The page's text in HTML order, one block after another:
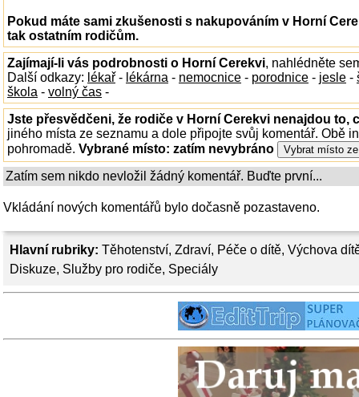
Hlavní rubriky: Těhotenství, Zdraví, Péče o dítě, Výchova
Diskuze, Služby pro rodiče, Speciály
Pokud máte sami zkušenosti s nakupováním v Horní
tak ostatním rodičům.
Zajímají-li vás podrobnosti o Horní Cerekvi, nahlédněte
Další odkazy: lékař - lékárna - nemocnice - porodnice - jesle -
škola - volný čas -
Jste přesvědčeni, že rodiče v Horní Cerekvi nenajdou to,
jiného místa ze seznamu a dole připojte svůj komentář. Obě
pohromadě. Vybrané místo: zatím nevybráno
Zatím sem nikdo nevložil žádný komentář. Buďte první...
Vkládání nových komentářů bylo dočasně pozastaveno.